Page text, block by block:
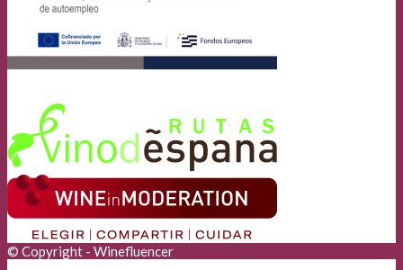
© Copyright - Winefluencer